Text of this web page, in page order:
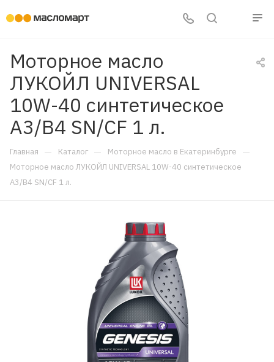
Моторное масло
ЛУКОЙЛ UNIVERSAL
10W-40 синтетическое
A3/B4 SN/CF 1 л.
Главная — Каталог — Моторное масло в Екатеринбурге —
Моторное масло ЛУКОЙЛ UNIVERSAL 10W-40 синтетическое
A3/B4 SN/CF 1 л.